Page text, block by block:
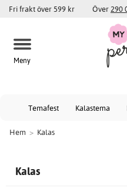
Fri frakt över 599 kr Över 290
Meny
Temafest Kalastema
Hem > Kalas
Kalas